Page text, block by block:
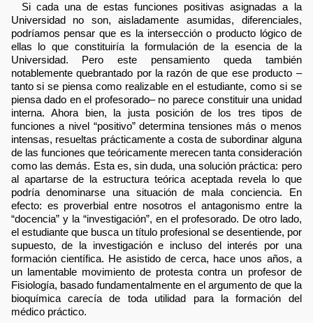
Si cada una de estas funciones positivas asignadas a la
Universidad no son, aisladamente asumidas, diferenciales,
podríamos pensar que es la intersección o producto lógico de
ellas lo que constituiría la formulación de la esencia de la
Universidad. Pero este pensamiento queda también
notablemente quebrantado por la razón de que ese producto –
tanto si se piensa como realizable en el estudiante, como si se
piensa dado en el profesorado– no parece constituir una unidad
interna. Ahora bien, la justa posición de los tres tipos de
funciones a nivel “positivo” determina tensiones más o menos
intensas, resueltas prácticamente a costa de subordinar alguna
de las funciones que teóricamente merecen tanta consideración
como las demás. Esta es, sin duda, una solución práctica: pero
al apartarse de la estructura teórica aceptada revela lo que
podría denominarse una situación de mala conciencia. En
efecto: es proverbial entre nosotros el antagonismo entre la
“docencia” y la “investigación”, en el profesorado. De otro lado,
el estudiante que busca un título profesional se desentiende, por
supuesto, de la investigación e incluso del interés por una
formación científica. He asistido de cerca, hace unos años, a
un lamentable movimiento de protesta contra un profesor de
Fisiología, basado fundamentalmente en el argumento de que la
bioquímica carecía de toda utilidad para la formación del
médico práctico.